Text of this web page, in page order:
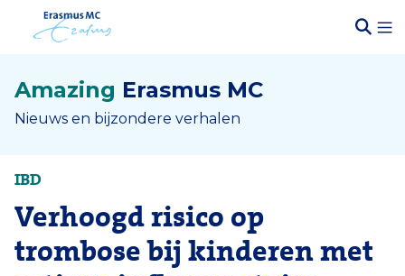
Amazing Erasmus MC
Nieuws en bijzondere verhalen
IBD
Verhoogd risico op
trombose bij kinderen met